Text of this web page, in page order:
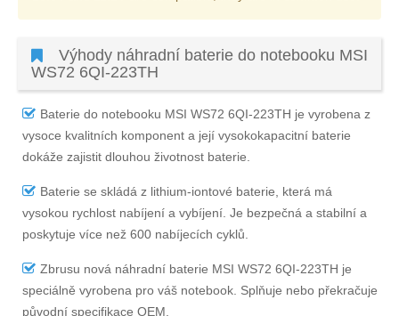
Výhody náhradní baterie do notebooku MSI
WS72 6QI-223TH
Baterie do notebooku MSI WS72 6QI-223TH je vyrobena z
vysoce kvalitních komponent a její vysokokapacitní baterie
dokáže zajistit dlouhou životnost baterie.
Baterie se skládá z lithium-iontové baterie, která má
vysokou rychlost nabíjení a vybíjení. Je bezpečná a stabilní a
poskytuje více než 600 nabíjecích cyklů.
Zbrusu nová náhradní baterie MSI WS72 6QI-223TH je
speciálně vyrobena pro váš notebook. Splňuje nebo překračuje
původní specifikace OEM.